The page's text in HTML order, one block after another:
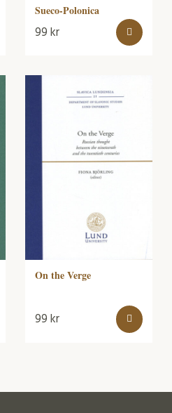
Sueco-Polonica
99kr
On the Verge
99kr